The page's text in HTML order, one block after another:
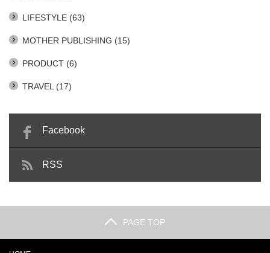
LIFESTYLE (63)
MOTHER PUBLISHING (15)
PRODUCT (6)
TRAVEL (17)
Facebook
RSS
PAGE TOP